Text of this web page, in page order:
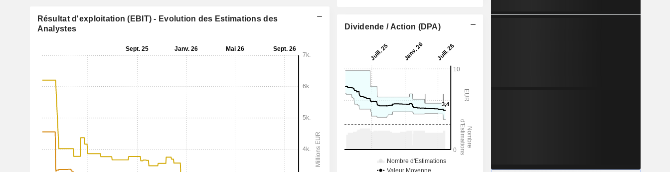
Résultat d'exploitation (EBIT) - Evolution des Estimations des
Analystes
Dividende / Action (DPA)